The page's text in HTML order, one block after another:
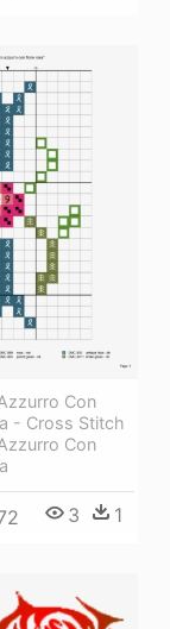
Con
- Cross Stitch
Con
3 1